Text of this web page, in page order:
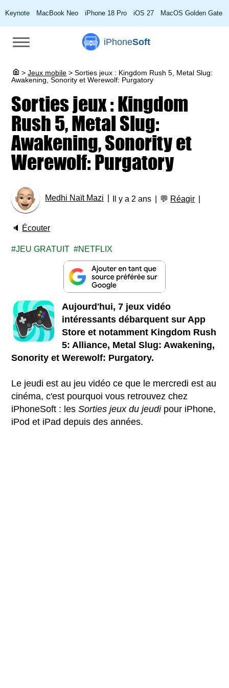
Keynote MacBook Neo iPhone 18 Pro iOS 27 MacOS Golden Gate
iPhoneSoft
> Jeux mobile > Sorties jeux : Kingdom Rush 5, Metal Slug:
Awakening, Sonority et Werewolf: Purgatory
Sorties jeux : Kingdom
Rush 5, Metal Slug:
Awakening, Sonority et
Werewolf: Purgatory
Medhi Naït Mazi Il y a 2 ans 💬 Réagir
🔈 Écouter
JEU GRATUIT NETFLIX
Aujourd'hui, 7 jeux vidéo
intéressants débarquent sur App
Store et notamment Kingdom Rush
5: Alliance, Metal Slug: Awakening,
Sonority et Werewolf: Purgatory.
Le jeudi est au jeu vidéo ce que le mercredi est au
cinéma, c'est pourquoi vous retrouvez chez
iPhoneSoft : lesSorties jeux du jeudipour iPhone,
iPod et iPad depuis des années.